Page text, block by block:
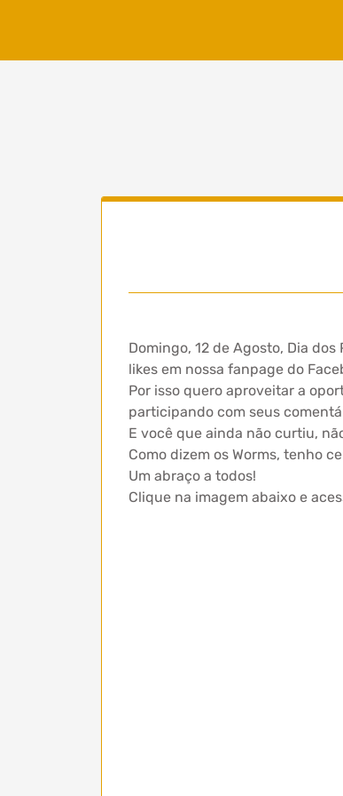
Domingo, 12 de Agosto, Dia
likes em nossa fanpage do
Por isso quero aproveitar a
participando com seus
E você que ainda não curtiu,
Como dizem os Worms, tenho
Um abraço a todos!
Clique na imagem abaixo e